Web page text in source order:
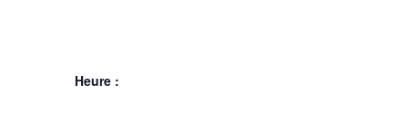
Heure :